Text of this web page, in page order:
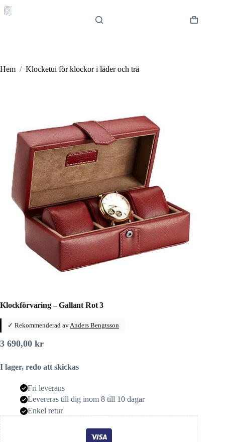
till
Varukorg
Hem / Klocketui för klockor i läder och trä
Klockförvaring – Gallant Rot 3
✓ Rekommenderad av Anders Bengtsson
3 690,00 kr
I lager, redo att skickas
Fri leverans
Levereras till dig inom 8 till 10 dagar
Enkel retur